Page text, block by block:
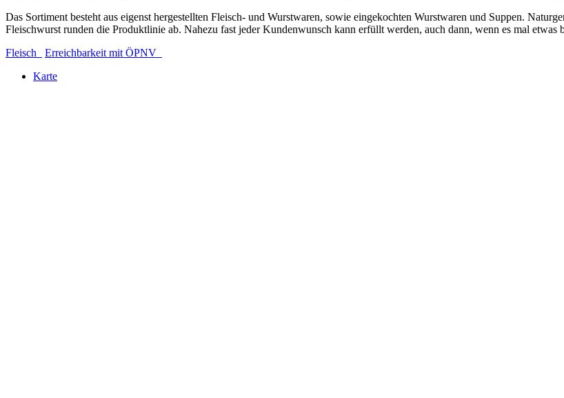
Das Sortiment besteht aus eigenst hergestellten Fleisch- und Wurstwaren, sowie eingekochten Wurstwaren und Suppen.
Fleischwurst runden die Produktlinie ab. Nahezu fast jeder Kundenwunsch kann erfüllt werden, auch dann, wenn es mal etwas
Fleisch
Erreichbarkeit mit ÖPNV
Karte